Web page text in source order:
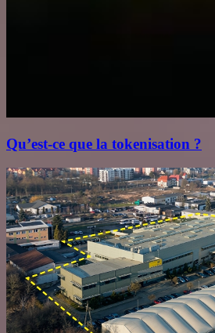
Qu’est‑ce que la tokenisation ?